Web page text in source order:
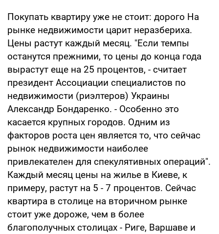
Покупать квартиру уже не стоит: дорого На
рынке недвижимости царит неразбериха.
Цены растут каждый месяц. "Если темпы
останутся прежними, то цены до конца года
вырастут еще на 25 процентов, - считает
президент Ассоциации специалистов по
недвижимости (риэлтеров) Украины
Александр Бондаренко. - Особенно это
касается крупных городов. Одним из
факторов роста цен является то, что сейчас
рынок недвижимости наиболее
привлекателен для спекулятивных операций".
Каждый месяц цены на жилье в Киеве, к
примеру, растут на 5 - 7 процентов. Сейчас
квартира в столице на вторичном рынке
стоит уже дороже, чем в более
благополучных столицах - Риге, Варшаве и